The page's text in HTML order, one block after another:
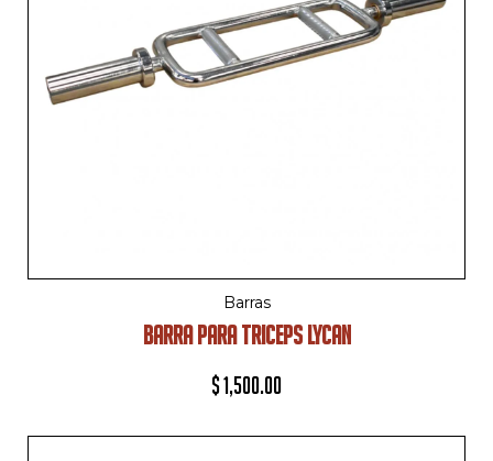
Barras
BARRA PARA TRICEPS LYCAN
$1,500.00